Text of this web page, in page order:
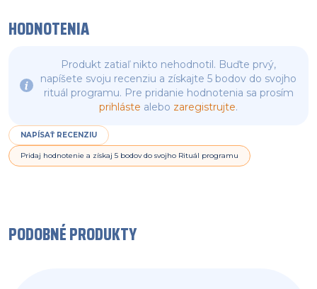
HODNOTENIA
Produkt zatiaľ nikto nehodnotil. Buďte prvý,
napíšete svoju recenziu a získajte 5 bodov do svojho
rituál programu. Pre pridanie hodnotenia sa prosím
prihláste alebo zaregistrujte.
NAPÍSAŤ RECENZIU
Pridaj hodnotenie a získaj 5 bodov do svojho Rituál programu
PODOBNÉ PRODUKTY